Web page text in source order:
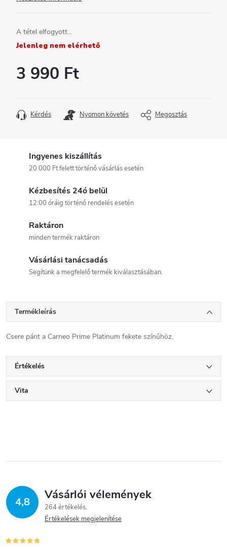
A tétel elfogyott…
Jelenleg nem elérhető
3 990 Ft
Kérdés Nyomon követés Megosztás
Ingyenes kiszállítás
20 000 Ft felett történő vásárlás esetén
Kézbesítés 24ó belül
12:00 óráig történő rendelés esetén
Raktáron
minden termék raktáron
Vásárlási tanácsadás
Segítünk a megfelelő termék kiválasztásában.
Termékleírás
Csere pánt a Carneo Prime Platinum fekete színűhöz.
Értékelés
Vita
4,8 Vásárlói vélemények
264 értékelés
Értékelések megjelenítése